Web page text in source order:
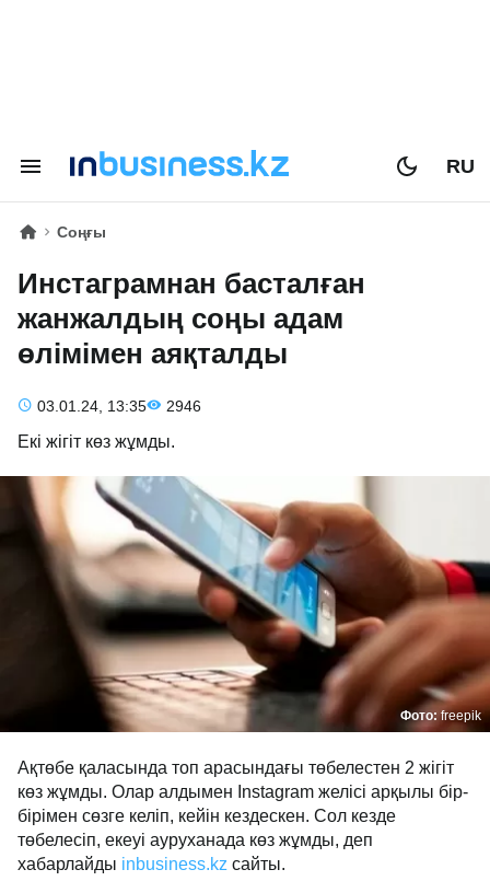
RU
Соңғы
Инстаграмнан басталған
жанжалдың соңы адам
өлімімен аяқталды
03.01.24, 13:35 2946
Екі жігіт көз жұмды.
Фото: freepik
Ақтөбе қаласында топ арасындағы төбелестен 2 жігіт
көз жұмды. Олар алдымен Instagram желісі арқылы бір-
бірімен сөзге келіп, кейін кездескен. Сол кезде
төбелесіп, екеуі ауруханада көз жұмды, деп
хабарлайды inbusiness.kz сайты.